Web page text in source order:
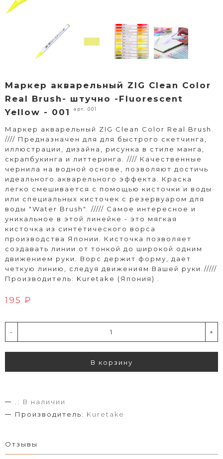
Маркер акварельный ZIG Clean Color
Real Brush- штучно -Fluorescent
Yellow - 001
арт. 001
Маркер акварельный ZIG Clean Color Real Brush.
//// Предназначен для для быстрого скетчинга,
иллюстрации, дизайна, рисунка в стиле манга,
скрапбукинга и литтеринга. //// Качественные
чернила на водной основе, позволяют достичь
идеального акварельного эффекта. Краска
легко смешивается с помощью кисточки и воды
или специальных кисточек с резервуаром для
воды "Water Brush". ///// Самое интересное и
уникальное в этой линейке - это мягкая
кисточка из синтетического ворса
производства Японии. Кисточка позволяет
создавать линии от тонкой до широкой одним
движением руки. Ворс держит форму, дает
четкую линию, следуя движениям Вашей руки./////
Производитель: Kuretake (Япония) .
195 ₽
- +
В корзину
.:
В наличии
Производитель: Kuretake
Отзывы